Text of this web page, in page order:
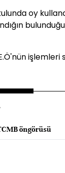
oy
işlemleri
öngörüsü